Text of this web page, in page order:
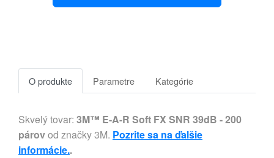
O produkte Parametre Kategórie
Skvelý tovar: 3M™ E-A-R Soft FX SNR 39dB - 200
párovod značky 3M. Pozrite sa na ďalšie
informácie..